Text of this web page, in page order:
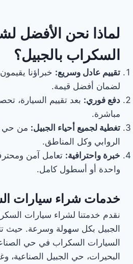
نشتري
بأفضل
الأسعارأرقام
شراء
الجبيلالجبيلشراء
سكراب
بالجبيلشراء
سكراب
في
0531013413
☎️:
بأعلي
الاسعارشراء
سكراب
مكيفات
في
لماذا نحن الأفضل
السكراب بالجبيل؟
تقييم عادل وسريع: خبراؤنا
لضمان أفضل قيمة.
دفع فوري: بعد تقييم السيارة،
مباشرة.
تغطية لجميع أحياء الجبيل: من حي
الروابي وكل المناطق.
خبرة واحترافية: تعامل آمن
واحدة أو أسطول كامل.
خدمات شراء سيارات
نقدم خدمتنا لشراء سيارات
الجبيل بكل سهولة وسرعة. حيث
السيارات السكراب في حي
البحيرات، حي الجبيل الصناعية،